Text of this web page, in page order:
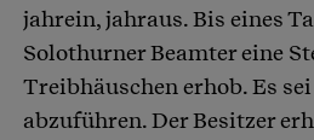
jahrein, jahraus. Bis eines
Solothurner Beamter eine
Treibhäuschen erhob. Es
abzuführen. Der Besitzer